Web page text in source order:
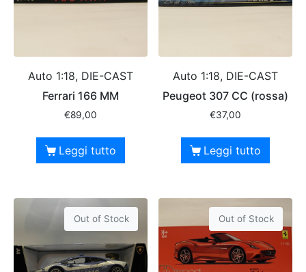
Auto 1:18, DIE-CAST
Ferrari 166 MM
€89,00
Leggi tutto
Auto 1:18, DIE-CAST
Peugeot 307 CC (rossa)
€37,00
Leggi tutto
Out of Stock Out of Stock